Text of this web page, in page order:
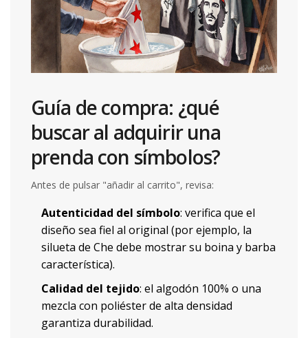
Guía de compra: ¿qué
buscar al adquirir una
prenda con símbolos?
Antes de pulsar "añadir al carrito", revisa:
Autenticidad del símbolo: verifica que el
diseño sea fiel al original (por ejemplo, la
silueta de Che debe mostrar su boina y barba
característica).
Calidad del tejido: el algodón 100% o una
mezcla con poliéster de alta densidad
garantiza durabilidad.